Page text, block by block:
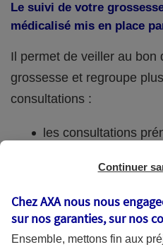
Le suivi de votre
médicalisé mis en place
Il permet de veiller au bon
grossesse et regroupe
consultations :
les consultations
des prises de sang,
les séances de
Continuer
Chez AXA nous nous
sur nos garanties, sur nos
Ensemble, mettons fin aux